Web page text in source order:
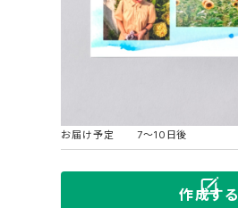
LINE登録で500円OFF
￥5,000以上の注文で送料無料
お届け予定
7〜10日後
作成する